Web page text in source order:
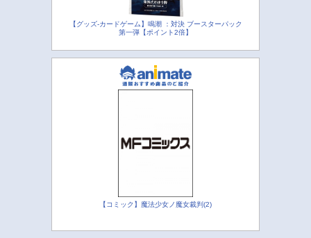
【グッズ-カードゲーム】鳴潮 ：対決 ブースターパック
第一弾【ポイント2倍】
【コミック】魔法少女ノ魔女裁判(2)